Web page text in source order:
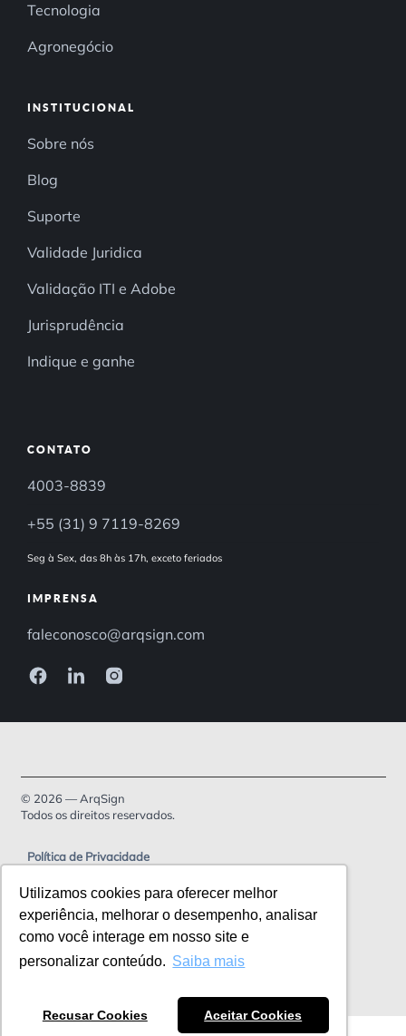
Utilizamos cookies para oferecer melhor
experiência, melhorar o desempenho, analisar
como você interage em nosso site e
personalizar conteúdo. Saiba mais
Recusar Cookies Aceitar Cookies
Tecnologia
Agronegócio
INSTITUCIONAL
Sobre nós
Blog
Suporte
Validade Juridica
Validação ITI e Adobe
Jurisprudência
Indique e ganhe
CONTATO
4003-8839
+55 (31) 9 7119-8269
Seg à Sex, das 8h às 17h, exceto feriados
IMPRENSA
faleconosco@arqsign.com
© 2026 — ArqSign
Todos os direitos reservados.
Política de Privacidade
Termos de serviço